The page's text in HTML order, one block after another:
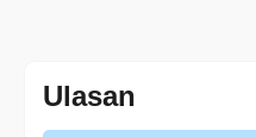
Ulasan